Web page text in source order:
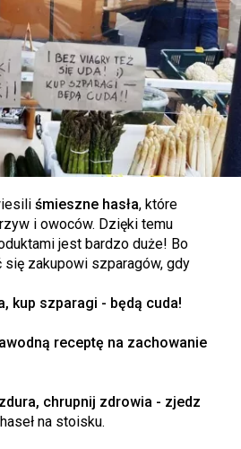
śmieszne hasła, które
i owoców. Dzięki temu
jest bardzo duże! Bo
zakupowi szparagów, gdy
kup szparagi - będą cuda!
receptę na zachowanie
chrupnij zdrowia - zjedz
na stoisku.